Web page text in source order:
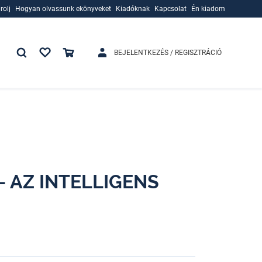
Hogyan olvassunk ekönyveket
Kiadóknak
Kapcsolat Én kiadom
BEJELENTKEZÉS / REGISZTRÁCIÓ
AZ INTELLIGENS